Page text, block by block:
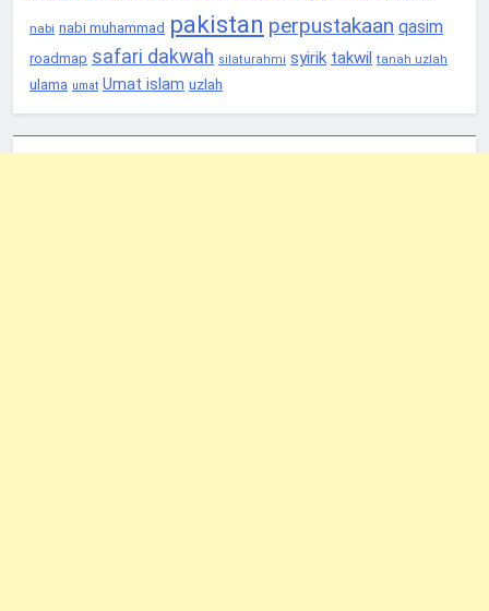
nabi nabi muhammad pakistan perpustakaan qasim
roadmap safari dakwah silaturahmi syirik takwil tanah uzlah
ulama umat Umat islam uzlah